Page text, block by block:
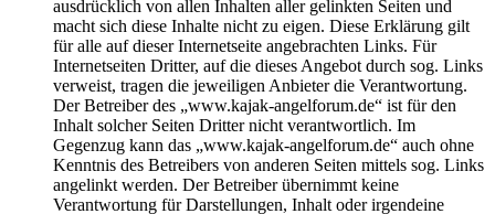
ausdrücklich von allen Inhalten aller gelinkten Seiten und
macht sich diese Inhalte nicht zu eigen. Diese Erklärung gilt
für alle auf dieser Internetseite angebrachten Links. Für
Internetseiten Dritter, auf die dieses Angebot durch sog. Links
verweist, tragen die jeweiligen Anbieter die Verantwortung.
Der Betreiber des „www.kajak-angelforum.de“ ist für den
Inhalt solcher Seiten Dritter nicht verantwortlich. Im
Gegenzug kann das „www.kajak-angelforum.de“ auch ohne
Kenntnis des Betreibers von anderen Seiten mittels sog. Links
angelinkt werden. Der Betreiber übernimmt keine
Verantwortung für Darstellungen, Inhalt oder irgendeine